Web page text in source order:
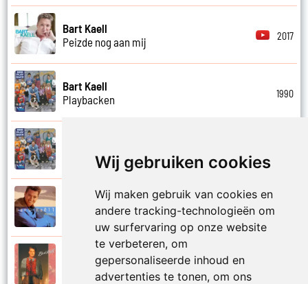
Wij gebruiken cookies
Wij maken gebruik van cookies en
andere tracking-technologieën om
uw surfervaring op onze website
te verbeteren, om
gepersonaliseerde inhoud en
advertenties te tonen, om ons
Bart Kaell
Peizde nog aan mij
2017
Bart Kaell
Playbacken
1990
Popidool
Bart Kaell
Prinses
Bart Kaell